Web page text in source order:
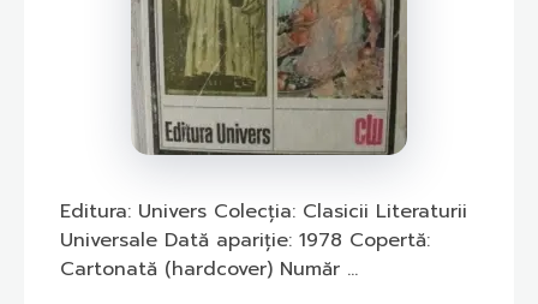
Editura: Univers Colecția: Clasicii Literaturii
Universale Dată apariție: 1978 Copertă:
Cartonată (hardcover) Număr ...